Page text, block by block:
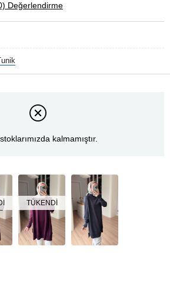
Değerlendirme
kalmamıştır.
TÜKENDI